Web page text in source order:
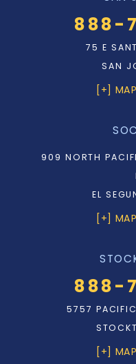
888-
75 E
SAN
[+]
909 NORTH
EL
[+]
888-
5757
[+]